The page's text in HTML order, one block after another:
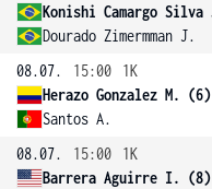
Dourado Zimermman J.
08.07.
15:00
1K
Herazo Gonzalez M. (6)
Santos A.
08.07.
15:00
1K
Barrera Aguirre I. (8)